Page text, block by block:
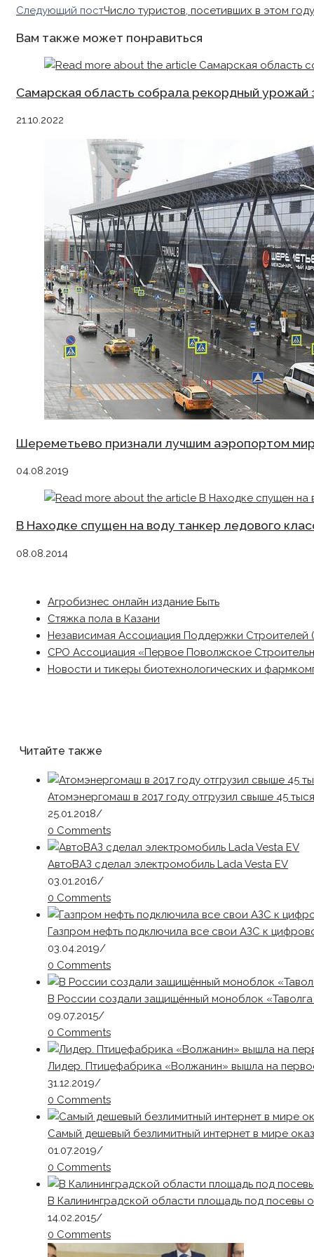
more
Следующий постЧисло туристов, посетивших в этом
Вам также может понравиться
Самарская область собрала рекордный урожай
21.10.2022
Шереметьево признали лучшим аэропортом
04.08.2019
В Находке спущен на воду танкер ледового
08.08.2014
Агробизнес онлайн издание Быть
Стяжка пола в Казани
Независимая Ассоциация Поддержки Строителей
СРО Ассоциация «Первое Поволжское
Новости и тикеры биотехнологических и
Читайте также
Атомэнергомаш в 2017 году отгрузил свыше 45
25.01.2018/
0 Comments
АвтоВАЗ сделал электромобиль Lada Vesta EV
03.01.2016/
0 Comments
Газпром нефть подключила все свои АЗС к
03.04.2019/
0 Comments
В России создали защищённый моноблок
09.07.2015/
0 Comments
Лидер. Птицефабрика «Волжанин» вышла на
31.12.2019/
0 Comments
Самый дешевый безлимитный интернет в мире
01.07.2019/
0 Comments
В Калининградской области площадь под посевы
14.02.2015/
0 Comments